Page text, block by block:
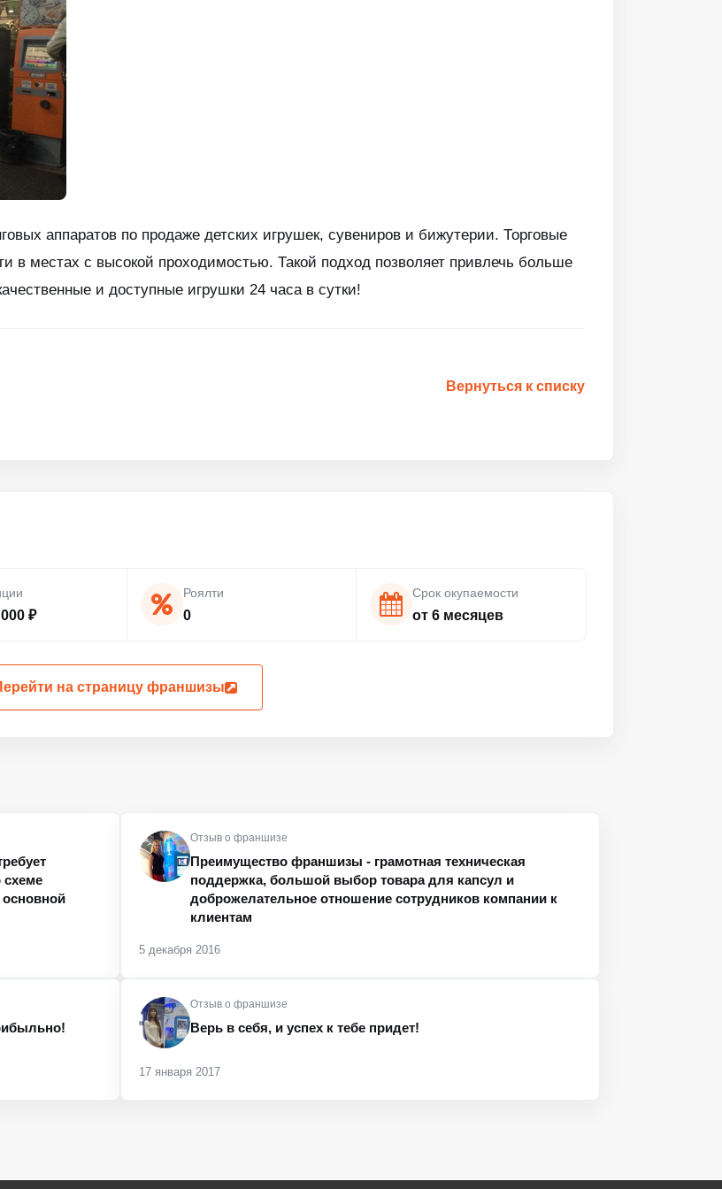
аппаратов по продаже детских игрушек, сувениров и бижутерии. Торговые
в местах с высокой проходимостью. Такой подход позволяет привлечь больше
и доступные игрушки 24 часа в сутки!
Вернуться к списку
₽
Роялти
0
Срок окупаемости
от 6 месяцев
на страницу франшизы
схеме
Отзыв о франшизе
Преимущество франшизы - грамотная техническая
поддержка, большой выбор товара для капсул и
доброжелательное отношение сотрудников компании к
клиентам
5 декабря 2016
Отзыв о франшизе
Верь в себя, и успех к тебе придет!
17 января 2017